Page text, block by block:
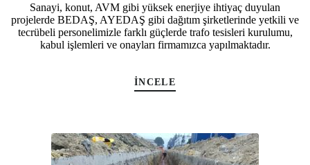
Sanayi, konut, AVM gibi yüksek enerjiye ihtiyaç duyulan
projelerde BEDAŞ, AYEDAŞ gibi dağıtım şirketlerinde yetkili ve
tecrübeli personelimizle farklı güçlerde trafo tesisleri kurulumu,
kabul işlemleri ve onayları firmamızca yapılmaktadır.
İNCELE